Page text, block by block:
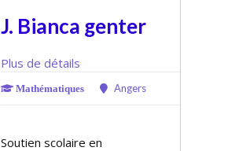
J. Bianca genter
Plus de détails
Mathématiques Angers
Soutien scolaire en